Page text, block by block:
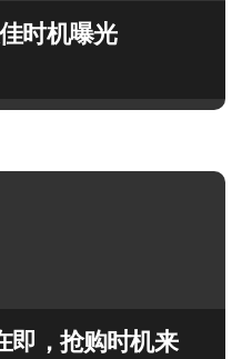
时机曝光
即，抢购时机来